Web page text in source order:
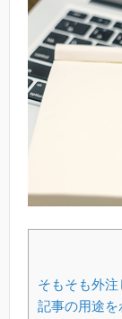
そもそも外
記事の用途を